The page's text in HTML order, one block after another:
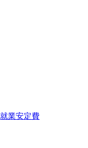
就業安定費